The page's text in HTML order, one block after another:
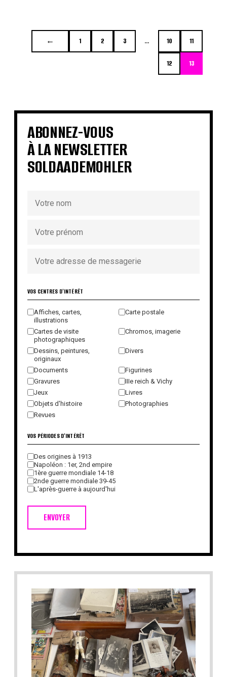
← 1 2 3 … 10 11
12 13
ABONNEZ-VOUS
À LA NEWSLETTER
SOLDAADEMOHLER
VOS CENTRES D'INTÉRÊT
Affiches, cartes,
illustrations
Carte postale
Cartes de visite
photographiques
Chromos, imagerie
Dessins, peintures,
originaux
Divers
Documents
Figurines
Gravures
IIIe reich & Vichy
Jeux
Livres
Objets d'histoire
Photographies
Revues
ENVOYER
VOS PÉRIODES D'INTÉRÊT
Des origines à 1913
Napoléon : 1er, 2nd empire
1ère guerre mondiale 14-18
2nde guerre mondiale 39-45
L'après-guerre à aujourd'hui